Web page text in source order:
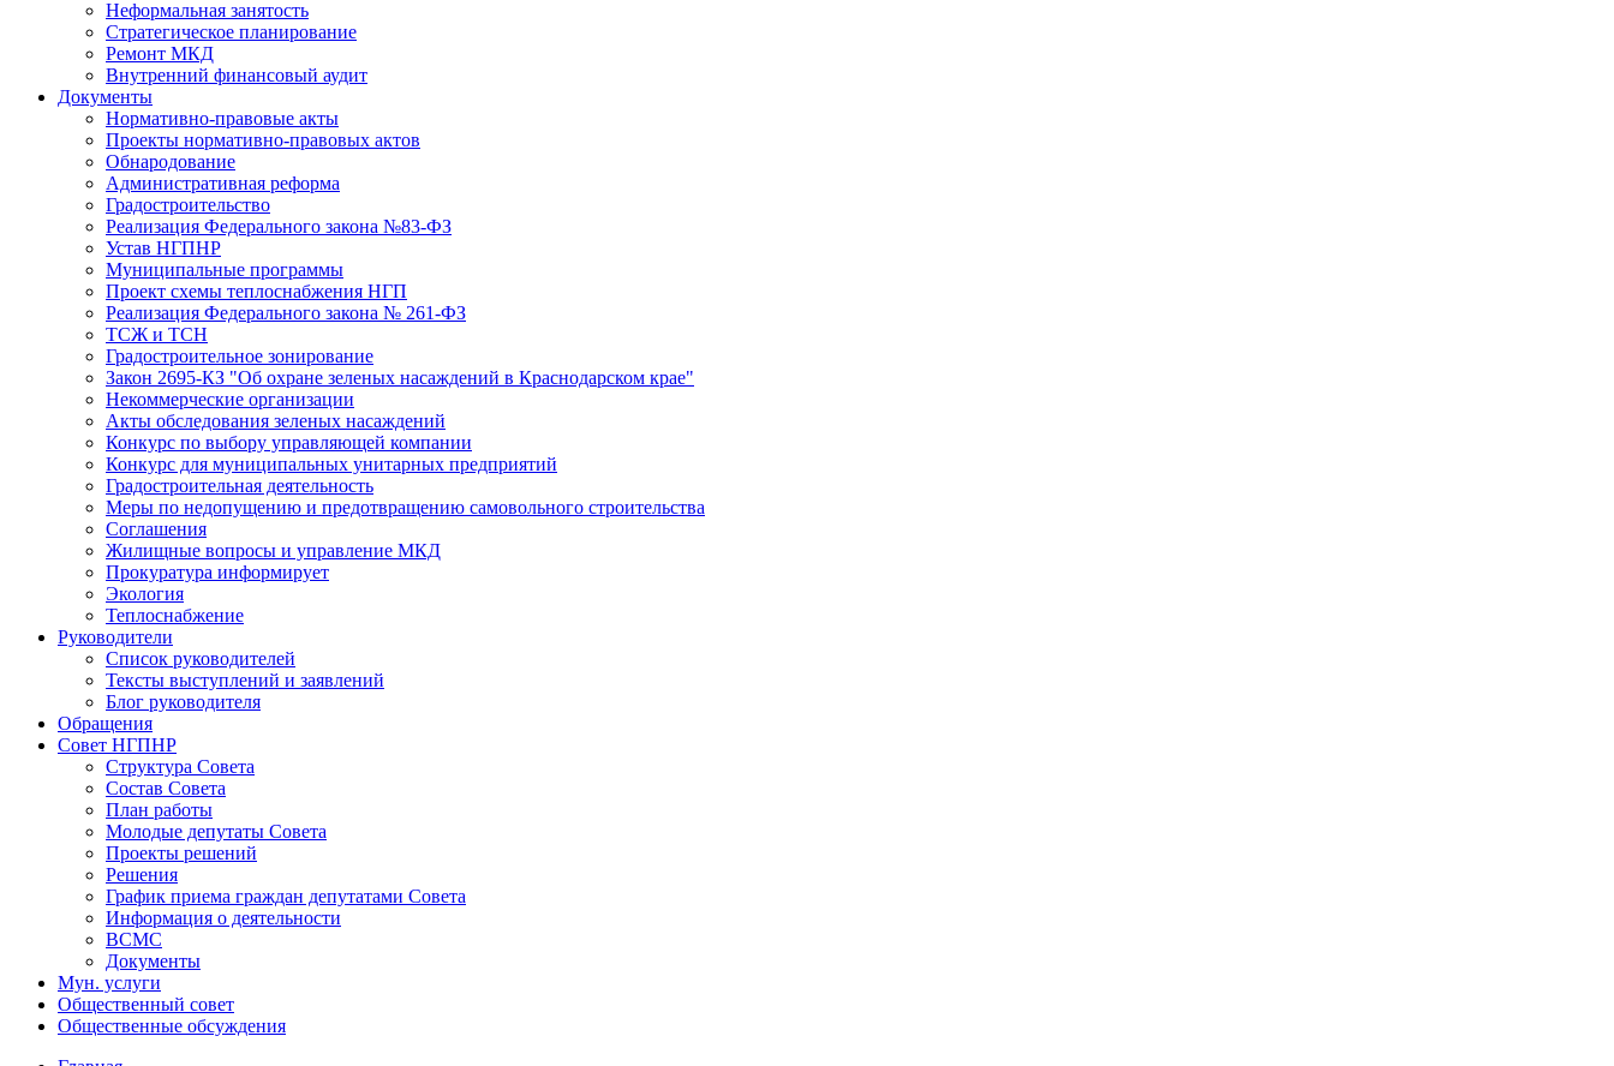
Неформальная занятость
Стратегическое планирование
Ремонт МКД
Внутренний финансовый аудит
Документы
Нормативно-правовые акты
Проекты нормативно-правовых актов
Обнародование
Административная реформа
Градостроительство
Реализация Федерального закона №83-ФЗ
Устав НГПНР
Муниципальные программы
Проект схемы теплоснабжения НГП
Реализация Федерального закона № 261-ФЗ
ТСЖ и ТСН
Градостроительное зонирование
Закон 2695-КЗ "Об охране зеленых насаждений в Краснодарском крае"
Некоммерческие организации
Акты обследования зеленых насаждений
Конкурс по выбору управляющей компании
Конкурс для муниципальных унитарных предприятий
Градостроительная деятельность
Меры по недопущению и предотвращению самовольного строительства
Соглашения
Жилищные вопросы и управление МКД
Прокуратура информирует
Экология
Теплоснабжение
Руководители
Список руководителей
Тексты выступлений и заявлений
Блог руководителя
Обращения
Совет НГПНР
Структура Совета
Состав Совета
План работы
Молодые депутаты Совета
Проекты решений
Решения
График приема граждан депутатами Совета
Информация о деятельности
ВСМС
Документы
Мун. услуги
Общественный совет
Общественные обсуждения